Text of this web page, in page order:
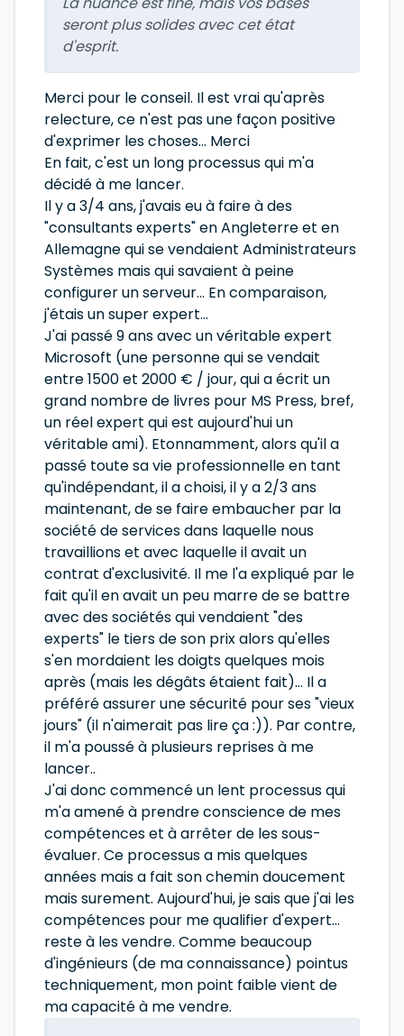
seront plus solides avec cet état
d'esprit.
Merci pour le conseil. Il est vrai qu'après
relecture, ce n'est pas une façon positive
d'exprimer les choses... Merci
En fait, c'est un long processus qui m'a
décidé à me lancer.
Il y a 3/4 ans, j'avais eu à faire à des
"consultants experts" en Angleterre et en
Allemagne qui se vendaient Administrateurs
Systèmes mais qui savaient à peine
configurer un serveur... En comparaison,
j'étais un super expert...
J'ai passé 9 ans avec un véritable expert
Microsoft (une personne qui se vendait
entre 1500 et 2000 € / jour, qui a écrit un
grand nombre de livres pour MS Press, bref,
un réel expert qui est aujourd'hui un
véritable ami). Etonnamment, alors qu'il a
passé toute sa vie professionnelle en tant
qu'indépendant, il a choisi, il y a 2/3 ans
maintenant, de se faire embaucher par la
société de services dans laquelle nous
travaillions et avec laquelle il avait un
contrat d'exclusivité. Il me l'a expliqué par le
fait qu'il en avait un peu marre de se battre
avec des sociétés qui vendaient "des
experts" le tiers de son prix alors qu'elles
s'en mordaient les doigts quelques mois
après (mais les dégâts étaient fait)... Il a
préféré assurer une sécurité pour ses "vieux
jours" (il n'aimerait pas lire ça :)). Par contre,
il m'a poussé à plusieurs reprises à me
lancer..
J'ai donc commencé un lent processus qui
m'a amené à prendre conscience de mes
compétences et à arrêter de les sous-
évaluer. Ce processus a mis quelques
années mais a fait son chemin doucement
mais surement. Aujourd'hui, je sais que j'ai les
compétences pour me qualifier d'expert...
reste à les vendre. Comme beaucoup
d'ingénieurs (de ma connaissance) pointus
techniquement, mon point faible vient de
ma capacité à me vendre.